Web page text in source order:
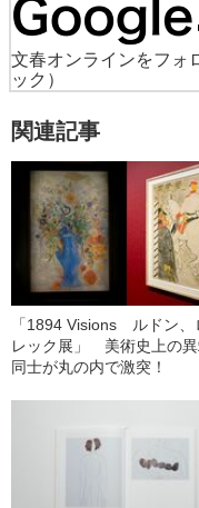
文春オンラインをフォ
ック）
関連記事
「1894 Visions ルドン、
レック展」 美術史上の異
同士が丸の内で激突！